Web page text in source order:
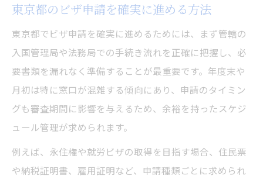
東京都のビザ申請を確実に進める方法
東京都でビザ申請を確実に進めるためには、まず管轄の
入国管理局や法務局での手続き流れを正確に把握し、必
要書類を漏れなく準備することが最重要です。年度末や
月初は特に窓口が混雑する傾向にあり、申請のタイミン
グも審査期間に影響を与えるため、余裕を持ったスケジ
ュール管理が求められます。
例えば、永住権や就労ビザの取得を目指す場合、住民票
や納税証明書、雇用証明など、申請種類ごとに求められ